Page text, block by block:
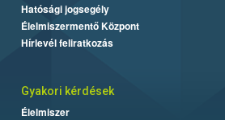
Hatósági jogsegély
Élelmiszermentő Központ
Hírlevél feliratkozás
Gyakori kérdések
Élelmiszer